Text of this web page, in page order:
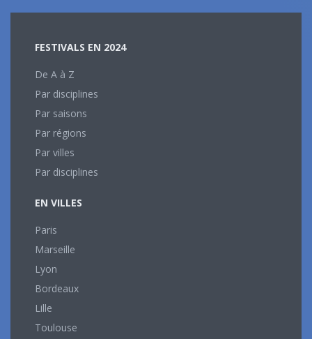
FESTIVALS EN 2024
De A à Z
Par disciplines
Par saisons
Par régions
Par villes
Par disciplines
EN VILLES
Paris
Marseille
Lyon
Bordeaux
Lille
Toulouse